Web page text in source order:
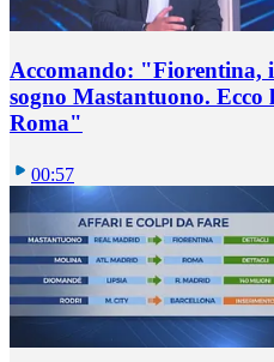
Accomando: "Fiorentina,
sogno Mastantuono. Ecco
Roma"
00:57